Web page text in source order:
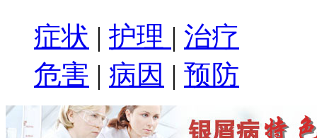
症状 | 护理 | 治疗
危害 | 病因 | 预防